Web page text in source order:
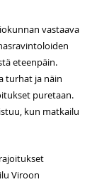
vastaava
eteenpäin.
turhat ja näin
puretaan.
kun matkailu
Viroon